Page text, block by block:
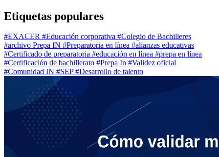
Etiquetas populares
#EXACER #Educación corporativa #Colegio de Bachilleres
#archivo Prepa IN #Preparatoria en línea #alianzas educativas
#Certificado de preparatoria #educación en línea #prepa en línea
#Certificación de bachillerato #Prepa In #Validez oficial
#Comunidad IN #SEP#Desarrollo de talento